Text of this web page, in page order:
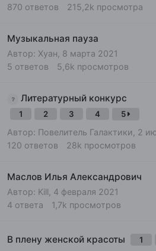
870 ответов 215,2k просмотра
Музыкальная пауза
Автор: Хуан 8 марта 2021
5 ответов 5,6k просмотров
Литературный конкурс
1 2 3 4 5
Автор: Повелитель Галактики 2
120 ответов 28k просмотров
Маслов Илья Александрович
Автор: Kill 4 февраля 2021
4 ответа 1,7k просмотров
В плену женской красоты 1